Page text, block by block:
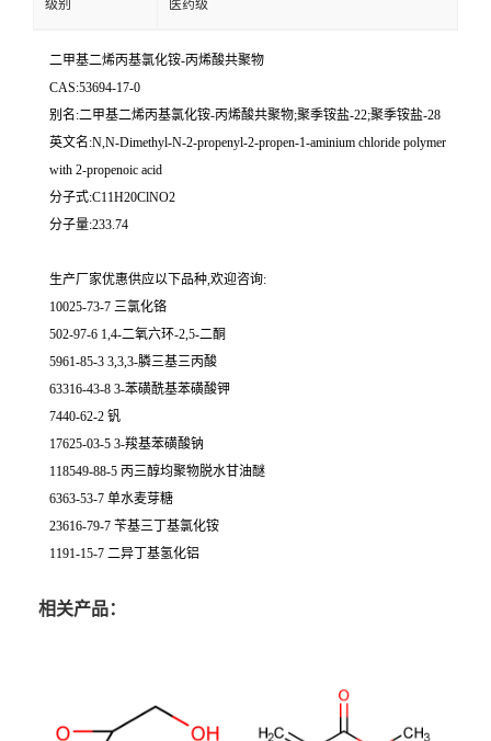
级别 医药级
二甲基二烯丙基氯化铵-丙烯酸共聚物
CAS:53694-17-0
别名:二甲基二烯丙基氯化铵-丙烯酸共聚物;聚季铵盐-22;聚季铵盐-28
英文名:N,N-Dimethyl-N-2-propenyl-2-propen-1-aminium chloride polymer
with 2-propenoic acid
分子式:C11H20ClNO2
分子量:233.74
生产厂家优惠供应以下品种,欢迎咨询:
10025-73-7 三氯化铬
502-97-6 1,4-二氧六环-2,5-二酮
5961-85-3 3,3,3-膦三基三丙酸
63316-43-8 3-苯磺酰基苯磺酸钾
7440-62-2 钒
17625-03-5 3-羧基苯磺酸钠
118549-88-5 丙三醇均聚物脱水甘油醚
6363-53-7 单水麦芽糖
23616-79-7 苄基三丁基氯化铵
1191-15-7 二异丁基氢化铝
相关产品：